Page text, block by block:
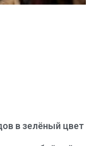
в зелёный цвет